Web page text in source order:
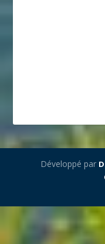
Développé par